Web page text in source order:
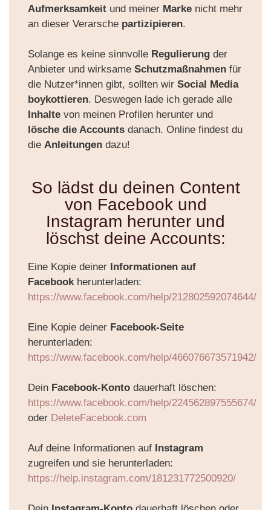
Aufmerksamkeit und meiner Marke nicht mehr
an dieser Verarsche partizipieren.
Solange es keine sinnvolle Regulierung der
Anbieter und wirksameSchutzmaßnahmen für
die Nutzer*innen gibt, sollten wirSocial Media
boykottieren. Deswegen lade ich geradealle
Inhalte von meinen Profilen herunter und
lösche die Accounts danach. Online findest du
die Anleitungen dazu!
So lädst du deinen Content
von Facebook und
Instagram herunter und
löschst deine Accounts:
Eine Kopie deiner Informationen auf
Facebook herunterladen:
https://www.facebook.com/help/212802592074644/
Eine Kopie deiner Facebook-Seite
herunterladen:
https://www.facebook.com/help/466076673571942/
Dein Facebook-Konto dauerhaft löschen:
https://www.facebook.com/help/224562897555674/
oder DeleteFacebook.com
Auf deine Informationen auf Instagram
zugreifen und sie herunterladen:
https://help.instagram.com/181231772500920/